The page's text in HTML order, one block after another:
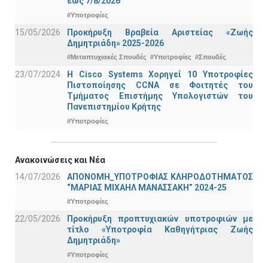
#Υποτροφίες
15/05/2026
Προκήρυξη Βραβεία Αριστείας «Ζωής
Δημητριάδη» 2025-2026
#Μεταπτυχιακές Σπουδές #Υποτροφίες #Σπουδές
23/07/2024
Η Cisco Systems Χορηγεί 10 Υποτροφίες
Πιστοποίησης CCNA σε Φοιτητές του
Τμήματος Επιστήμης Υπολογιστών του
Πανεπιστημίου Κρήτης
#Υποτροφίες
Ανακοινώσεις και Νέα
14/07/2026
ΑΠΟΝΟΜΗ_ΥΠΟΤΡΟΦΙΑΣ ΚΛΗΡΟΔΟΤΗΜΑΤΟΣ
“ΜΑΡΙΑΣ ΜΙΧΑΗΛ ΜΑΝΑΣΣΑΚΗ” 2024-25
#Υποτροφίες
22/05/2026
Προκήρυξη προπτυχιακών υποτροφιών με
τίτλο «Υποτροφία Καθηγήτριας Ζωής
Δημητριάδη»
#Υποτροφίες